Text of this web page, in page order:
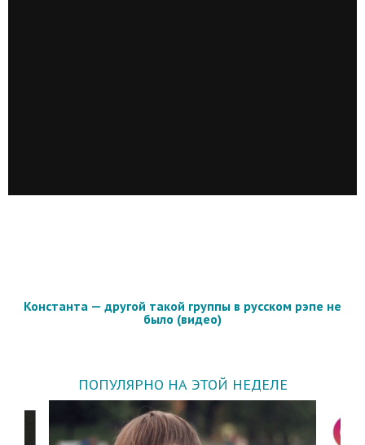
Константа — другой такой группы в русском рэпе не
было (видео)
ПОПУЛЯРНО НА ЭТОЙ НЕДЕЛЕ